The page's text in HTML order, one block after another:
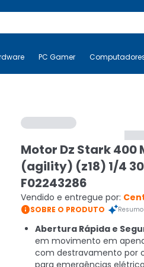
Ninja Hardware PC Gamer
PC Gamer
Motor Dz Stark 400
(agility) (z18) 1/4
F02243286
Vendido e entregue por:
SOBRE O PRODUTO
Abertura Rápida e
em movimento em
com destravamento por
para emergências